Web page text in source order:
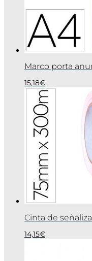
Marco porta
15,18€
Cinta de
14,15€